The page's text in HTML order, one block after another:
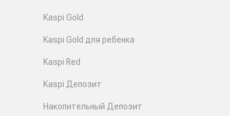
Kaspi Gold
Kaspi Gold для ребенка
Kaspi Red
Kaspi Депозит
Накопительный Депозит